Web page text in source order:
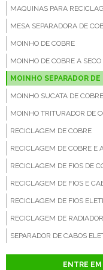
MAQUINAS PARA
MESA SEPARADORA DE
MOINHO DE COBRE
MOINHO DE COBRE A SECO
MOINHO SEPARADOR DE
MOINHO SUCATA DE COBRE
MOINHO TRITURADOR DE
RECICLAGEM DE COBRE
RECICLAGEM DE COBRE E
RECICLAGEM DE FIOS DE
RECICLAGEM DE FIOS E
RECICLAGEM DE FIOS
RECICLAGEM DE
SEPARADOR DE CABOS
SEPARADOR DE COBRE
ENTRE